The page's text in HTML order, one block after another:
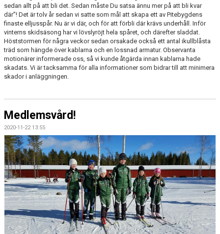
sedan allt på att bli det. Sedan måste Du satsa ännu mer på att bli kvar
där”! Det är tolv år sedan vi satte som mål att skapa ett av Pitebygdens
finaste elljusspår. Nu är vi där, och för att förbli där krävs underhåll. Inför
vinterns skidsäsong har vi lövslyröjt hela spåret, och därefter sladdat.
Höststormen för några veckor sedan orsakade också ett antal ikullblåsta
träd som hängde över kablarna och en lossnad armatur. Observanta
motionärer informerade oss, så vi kunde åtgärda innan kablarna hade
skadats. Vi är tacksamma för alla informationer som bidrar till att minimera
skador i anläggningen.
Medlemsvård!
2020-11-22 13:55